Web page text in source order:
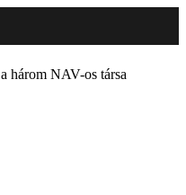
három NAV-os társa